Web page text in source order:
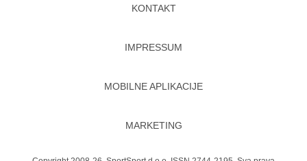
KONTAKT
IMPRESSUM
MOBILNE APLIKACIJE
MARKETING